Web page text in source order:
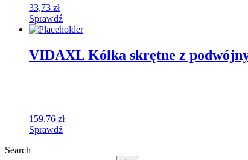
33,73 zł
Sprawdź
VIDAXL Kółka skrętne z
159,76 zł
Sprawdź
Search